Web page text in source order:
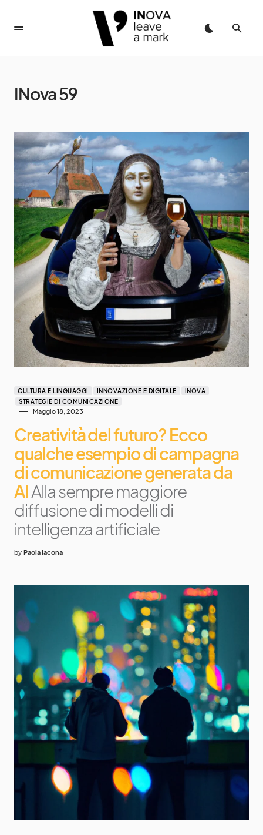
INova 59
CULTURA E LINGUAGGI INNOVAZIONE E DIGITALE
INOVA
STRATEGIE DI COMUNICAZIONE
Maggio 18, 2023
Creatività del futuro? Ecco
qualche esempio di campagna
di comunicazione generata da
AIAlla sempre maggiore
diffusione di modelli di
intelligenza artificiale
by Paola Iacona